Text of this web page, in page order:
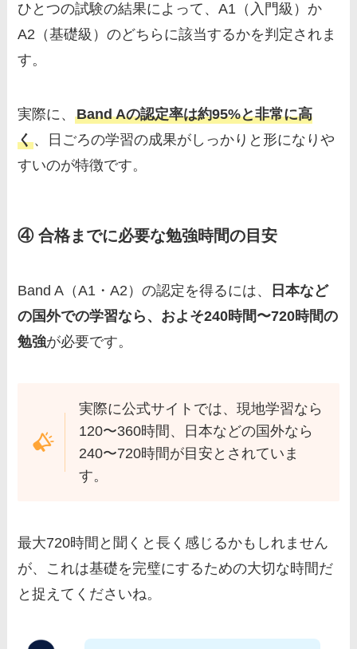
ひとつの試験の結果によって、A1（入門級）か
A2（基礎級）のどちらに該当するかを判定されま
す。
実際に、Band Aの認定率は約95%と非常に高
く、日ごろの学習の成果がしっかりと形になりや
すいのが特徴です。
④ 合格までに必要な勉強時間の目安
Band A（A1・A2）の認定を得るには、
日本など
の国外での学習なら、およそ240時間〜720時間の
勉強が必要です。
実際に公式サイトでは、現地学習なら
120〜360時間、日本などの国外なら
240〜720時間が目安とされていま
す。
最大720時間と聞くと長く感じるかもしれません
が、これは基礎を完璧にするための大切な時間だ
と捉えてくださいね。